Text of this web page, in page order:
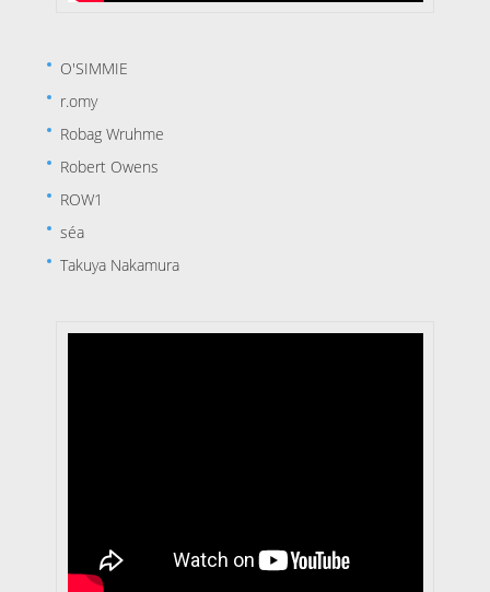
O'SIMMIE
r.omy
Robag Wruhme
Robert Owens
ROW1
séa
Takuya Nakamura